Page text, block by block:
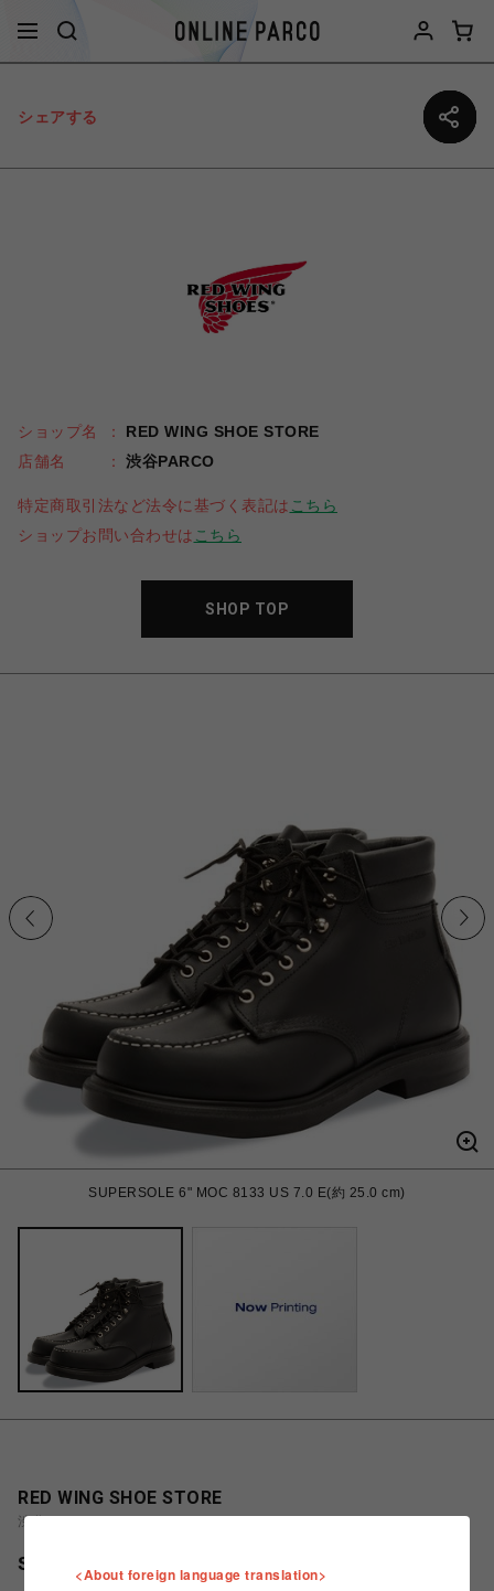
SUPERSOLE 6" MOC 8133 US 7.0 E(約 25.0 cm)
RED WING SHOE STORE
渋谷PARCO
SUPERSOLE 6" MOC 8133
シェアする
ショップ名
RED WING SHOE STORE
店舗名
渋谷PARCO
特定商取引法など法令に基づく表記は こちら
ショップお問い合わせは こちら
SHOP TOP
<About foreign language translation>